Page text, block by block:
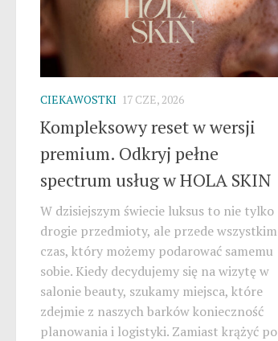
CIEKAWOSTKI 17 CZE, 2026
Kompleksowy reset w wersji
premium. Odkryj pełne
spectrum usług w HOLA SKIN
W dzisiejszym świecie luksus to nie tylko
drogie przedmioty, ale przede wszystkim
czas, który możemy podarować samemu
sobie. Kiedy decydujemy się na wizytę w
salonie beauty, szukamy miejsca, które
zdejmie z naszych barków konieczność
planowania i logistyki. Zamiast krążyć po